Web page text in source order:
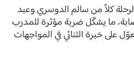
كلاً من سالم الدوسري وعبد
ما يشكّل ضربة مؤثرة للمدرب
على خبرة الثنائي في المواجهات